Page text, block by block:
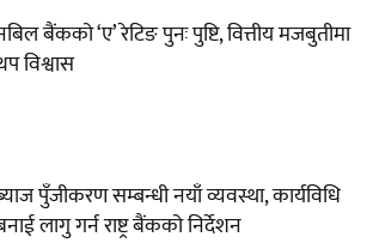
बैंकको ‘ए’ रेटिङ पुनः पुष्टि, वित्तीय मजबुतीमा
विश्वास
पुँजीकरण सम्बन्धी नयाँ व्यवस्था, कार्यविधि
लागु गर्न राष्ट्र बैंकको निर्देशन